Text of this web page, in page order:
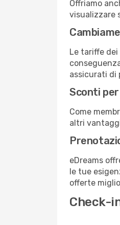
Offriamo
visualizzare
Le tariffe
assicurati di
Sconti
Come
altri
eDreams
le tue
offerte
Check-